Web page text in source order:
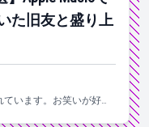
た旧友と盛り上
ています。お笑いが好